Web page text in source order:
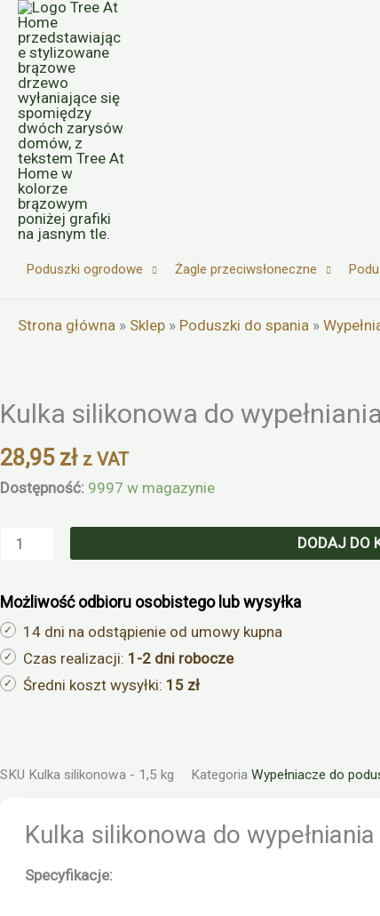
Przejdź
treści
Poduszki ogrodowe Żagle przeciwsłoneczne
Strona główna » Sklep » Poduszki do spania »
Kulka silikonowa do
28,95 zł z VAT
Dostępność: 9997 w magazynie
silikonowa
wypełniania
1,5kg
DODAJ DO
Możliwość odbioru osobistego lub wysyłka
14 dni na odstąpienie od umowy kupna
Czas realizacji: 1-2 dni robocze
Średni koszt wysyłki: 15 zł
SKU Kulka silikonowa - 1,5 kg Kategoria Wypełniacze do
Kulka silikonowa do
Specyfikacje: